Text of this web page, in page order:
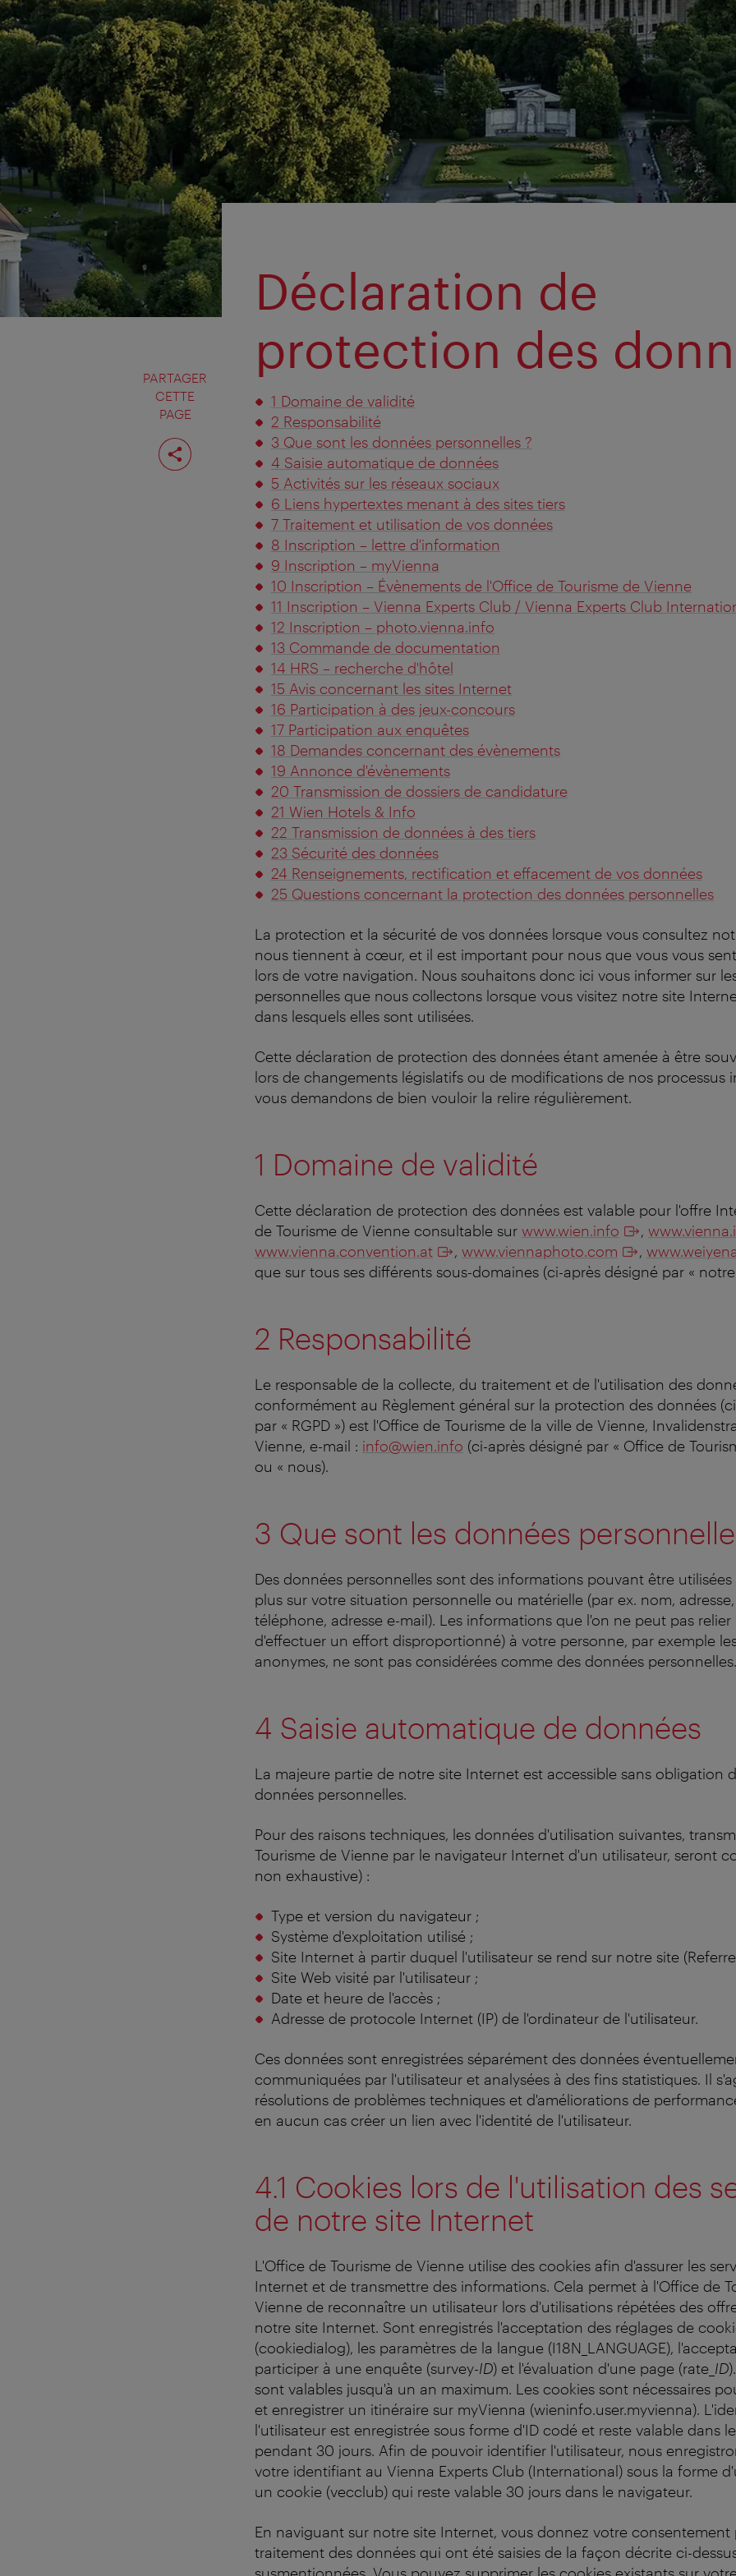
PARTAGER
CETTE
PAGE
Partager
cette
page
Déclaration de
protection des
1 Domaine de validité
2 Responsabilité
3 Que sont les données personnelles ?
4 Saisie automatique de données
5 Activités sur les réseaux sociaux
6 Liens hypertextes menant à des sites tiers
7 Traitement et utilisation de vos données
8 Inscription – lettre d'information
9 Inscription – myVienna
10 Inscription – Évènements de l'Office de Tourisme de Vienne
11 Inscription – Vienna Experts Club / Vienna Experts Club
12 Inscription – photo.vienna.info
13 Commande de documentation
14 HRS – recherche d'hôtel
15 Avis concernant les sites Internet
16 Participation à des jeux-concours
17 Participation aux enquêtes
18 Demandes concernant des évènements
19 Annonce d'évènements
20 Transmission de dossiers de candidature
21 Wien Hotels & Info
22 Transmission de données à des tiers
23 Sécurité des données
24 Renseignements, rectification et effacement de vos données
25 Questions concernant la protection des données personnelles
La protection et la sécurité de vos données lorsque vous consultez
nous tiennent à cœur, et il est important pour nous que vous vous
lors de votre navigation. Nous souhaitons donc ici vous informer sur
personnelles que nous collectons lorsque vous visitez notre site
dans lesquels elles sont utilisées.
Cette déclaration de protection des données étant amenée à être
lors de changements législatifs ou de modifications de nos processus
vous demandons de bien vouloir la relire régulièrement.
1 Domaine de validité
Cette déclaration de protection des données est valable pour l'offre
de Tourisme de Vienne consultable sur www.wien.info ,
www.vienna.convention.at
, www.viennaphoto.com ,
que sur tous ses différents sous-domaines (ci-après désigné par «
2 Responsabilité
Le responsable de la collecte, du traitement et de l'utilisation des
conformément au Règlement général sur la protection des données
par « RGPD ») est l'Office de Tourisme de la ville de Vienne,
Vienne, e-mail : info@wien.info (ci-après désigné par « Office de
ou « nous).
3 Que sont les données
Des données personnelles sont des informations pouvant être
plus sur votre situation personnelle ou matérielle (par ex. nom,
téléphone, adresse e-mail). Les informations que l'on ne peut pas relier
d'effectuer un effort disproportionné) à votre personne, par exemple
anonymes, ne sont pas considérées comme des données personnelles.
4 Saisie automatique de données
La majeure partie de notre site Internet est accessible sans obligation
données personnelles.
Pour des raisons techniques, les données d'utilisation suivantes,
Tourisme de Vienne par le navigateur Internet d'un utilisateur, seront
non exhaustive) :
Type et version du navigateur ;
Système d'exploitation utilisé ;
Site Internet à partir duquel l'utilisateur se rend sur notre site
Site Web visité par l'utilisateur ;
Date et heure de l'accès ;
Adresse de protocole Internet (IP) de l'ordinateur de l'utilisateur.
Ces données sont enregistrées séparément des données
communiquées par l'utilisateur et analysées à des fins statistiques. Il
résolutions de problèmes techniques et d'améliorations de
en aucun cas créer un lien avec l'identité de l'utilisateur.
4.1 Cookies lors de l'utilisation des
de notre site Internet
L'Office de Tourisme de Vienne utilise des cookies afin d'assurer les
Internet et de transmettre des informations. Cela permet à l'Office de
Vienne de reconnaître un utilisateur lors d'utilisations répétées des
notre site Internet. Sont enregistrés l'acceptation des réglages de
(cookiedialog), les paramètres de la langue (I18N_LANGUAGE),
participer à une enquête (survey-ID) et l'évaluation d'une page (rate_ ID
sont valables jusqu'à un an maximum. Les cookies sont nécessaires
et enregistrer un itinéraire sur myVienna (wieninfo.user.myvienna).
l'utilisateur est enregistrée sous forme d'ID codé et reste valable dans
pendant 30 jours. Afin de pouvoir identifier l'utilisateur, nous
votre identifiant au Vienna Experts Club (International) sous la forme
un cookie (vecclub) qui reste valable 30 jours dans le navigateur.
En naviguant sur notre site Internet, vous donnez votre consentement
traitement des données qui ont été saisies de la façon décrite ci-